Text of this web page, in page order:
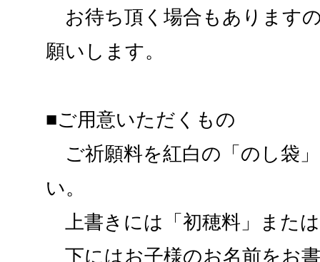
お待ち頂く場合もあります
願いします。
■ご用意いただくもの
ご祈願料を紅白の「のし袋
い。
上書きには「初穂料」また
下にはお子様のお名前をお